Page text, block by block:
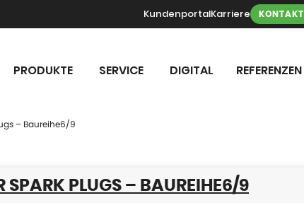
KundenportalKarriere KONTAKT
PRODUKTE SERVICE DIGITAL REFERENZEN
– Baureihe6/9
SPARK PLUGS – BAUREIHE6/9